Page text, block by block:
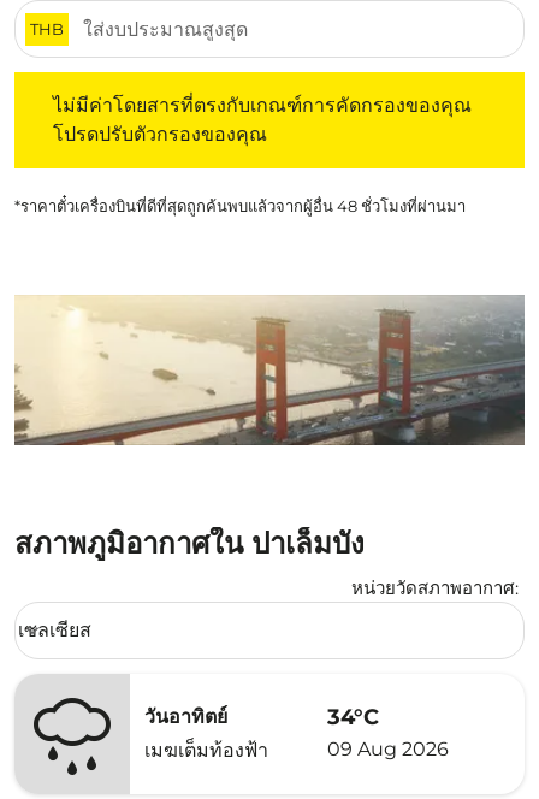
THB
ไม่มีค่าโดยสารที่ตรงกับเกณฑ์การคัดกรองของคุณ
โปรดปรับตัวกรองของคุณ
*ราคาตั๋วเครื่องบินที่ดีที่สุดถูกค้นพบแล้วจากผู้อื่น 48 ชั่วโมงที่ผ่านมา
สภาพภูมิอากาศใน ปาเล็มบัง
หน่วยวัดสภาพอากาศ:
Weather unit option เซลเซียส Selected
เซลเซียส
keyboard_arrow_down
วันอาทิตย์
เมฆเต็มท้องฟ้า
34°C
09 Aug 2026